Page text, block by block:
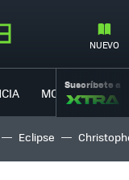
NUEVO
MOVILIDAD
Suscríbete a
Eclipse